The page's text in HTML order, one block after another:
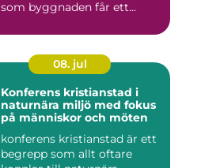
som byggnaden får ett...
08. jul
Konferens kristianstad i
naturnära miljö med fokus
på människor och möten
konferens kristianstad är ett
begrepp som allt oftare